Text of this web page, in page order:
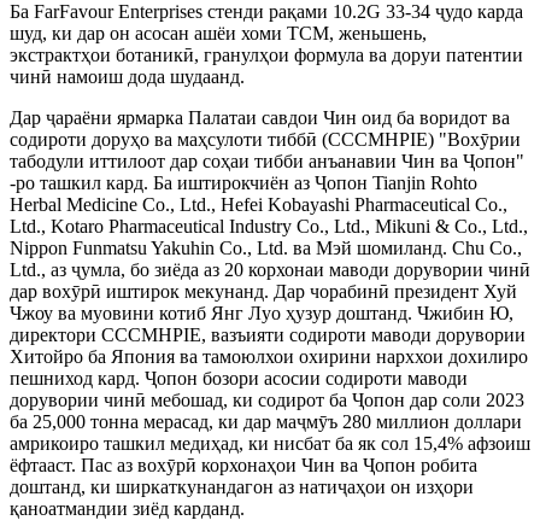
Ба FarFavour Enterprises стенди рақами 10.2G 33-34 ҷудо карда
шуд, ки дар он асосан ашёи хоми TCM, женьшень,
экстрактҳои ботаникӣ, гранулҳои формула ва доруи патентии
чинӣ намоиш дода шудаанд.
Дар ҷараёни ярмарка Палатаи савдои Чин оид ба воридот ва
содироти доруҳо ва маҳсулоти тиббӣ (CCCMHPIE) "Вохӯрии
табодули иттилоот дар соҳаи тибби анъанавии Чин ва Ҷопон"
-ро ташкил кард. Ба иштирокчиён аз Ҷопон Tianjin Rohto
Herbal Medicine Co., Ltd., Hefei Kobayashi Pharmaceutical Co.,
Ltd., Kotaro Pharmaceutical Industry Co., Ltd., Mikuni & Co., Ltd.,
Nippon Funmatsu Yakuhin Co., Ltd. ва Мэй шомиланд. Chu Co.,
Ltd., аз ҷумла, бо зиёда аз 20 корхонаи маводи дорувории чинӣ
дар вохӯрӣ иштирок мекунанд. Дар чорабинӣ президент Хуй
Чжоу ва муовини котиб Янг Луо ҳузур доштанд. Чжибин Ю,
директори CCCMHPIE, вазъияти содироти маводи дорувории
Хитойро ба Япония ва тамоюлхои охирини нарххои дохилиро
пешниход кард. Ҷопон бозори асосии содироти маводи
дорувории чинӣ мебошад, ки содирот ба Ҷопон дар соли 2023
ба 25,000 тонна мерасад, ки дар маҷмӯъ 280 миллион доллари
амрикоиро ташкил медиҳад, ки нисбат ба як сол 15,4% афзоиш
ёфтааст. Пас аз вохӯрӣ корхонаҳои Чин ва Ҷопон робита
доштанд, ки ширкаткунандагон аз натиҷаҳои он изҳори
қаноатмандии зиёд карданд.